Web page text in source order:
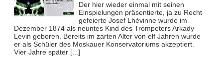
Der hier wieder einmal mit seinen
Einspielungen präsentierte, ja zu Recht
gefeierte Josef Lhévinne wurde im
Dezember 1874 als neuntes Kind des Trompeters Arkady
Levin geboren. Bereits im zarten Alter von elf Jahren wurde
er als Schüler des Moskauer Konservatoriums akzeptiert.
Vier Jahre später [...]